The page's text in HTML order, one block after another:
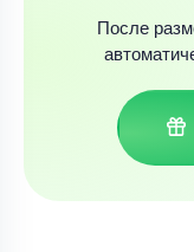
После